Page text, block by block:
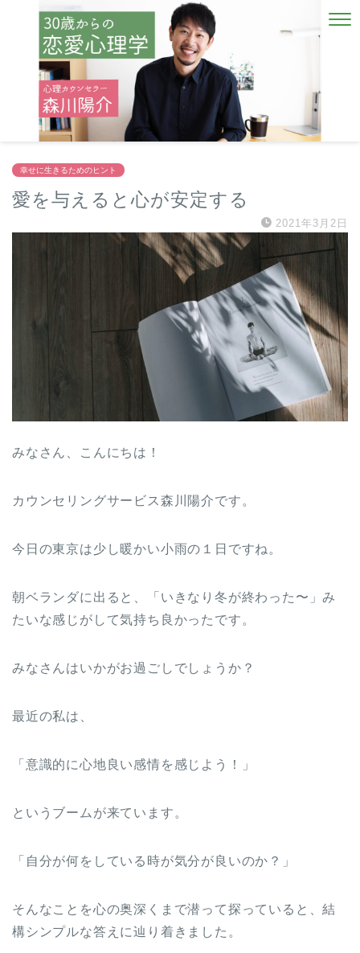
幸せに生きるためのヒント
愛を与えると心が安定する
2021年3月2日
みなさん、こんにちは！
カウンセリングサービス森川陽介です。
今日の東京は少し暖かい小雨の１日ですね。
朝ベランダに出ると、「いきなり冬が終わった〜」み
たいな感じがして気持ち良かったです。
みなさんはいかがお過ごしでしょうか？
最近の私は、
「意識的に心地良い感情を感じよう！」
というブームが来ています。
「自分が何をしている時が気分が良いのか？」
そんなことを心の奥深くまで潜って探っていると、結
構シンプルな答えに辿り着きました。